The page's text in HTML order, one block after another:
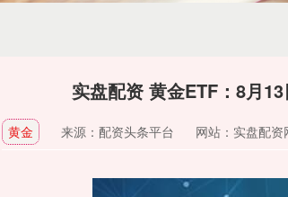
实盘配资 黄金ETF：8月
黄金 来源：配资头条平台 网站：实盘配资